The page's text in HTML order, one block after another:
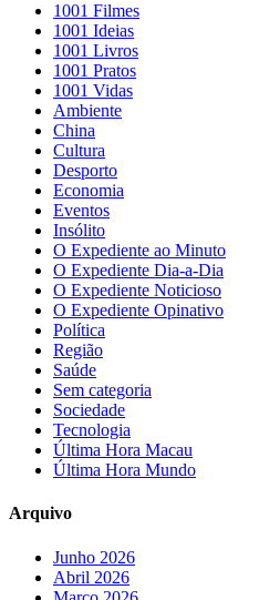
1001 Filmes
1001 Ideias
1001 Livros
1001 Pratos
1001 Vidas
Ambiente
China
Cultura
Desporto
Economia
Eventos
Insólito
O Expediente ao Minuto
O Expediente Dia-a-Dia
O Expediente Noticioso
O Expediente Opinativo
Política
Região
Saúde
Sem categoria
Sociedade
Tecnologia
Última Hora Macau
Última Hora Mundo
Arquivo
Junho 2026
Abril 2026